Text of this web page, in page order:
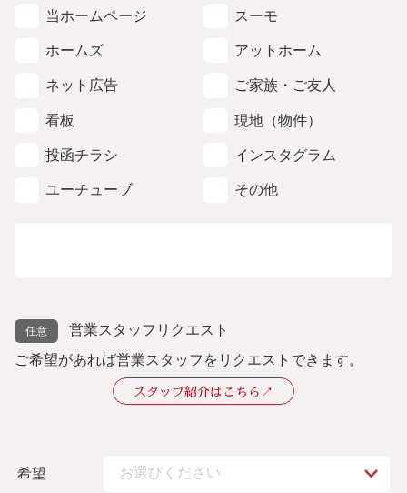
当ホームページ スーモ
ホームズ アットホーム
ネット広告 ご家族・ご友人
看板 現地（物件）
投函チラシ インスタグラム
ユーチューブ その他
営業スタッフリクエスト
ご希望があれば営業スタッフをリクエストできます。
スタッフ紹介はこちら↗︎
希望